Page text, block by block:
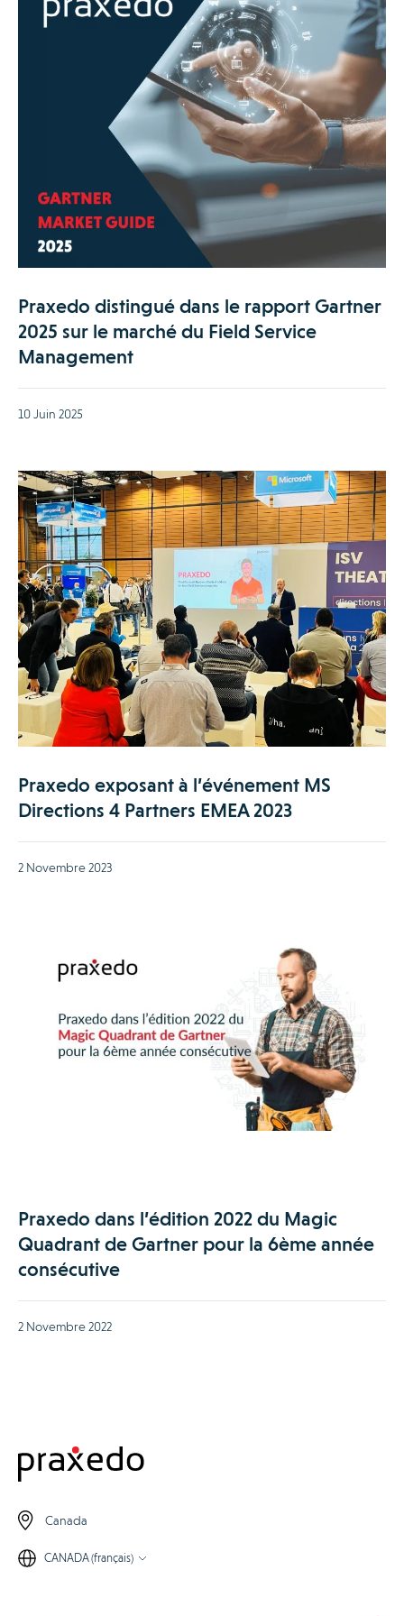
Praxedo distingué dans le rapport Gartner
2025 sur le marché du Field Service
Management
10 Juin 2025
Praxedo exposant à l’événement MS
Directions 4 Partners EMEA 2023
2 Novembre 2023
Praxedo dans l’édition 2022 du Magic
Quadrant de Gartner pour la 6ème année
consécutive
2 Novembre 2022
Canada
CANADA (français)